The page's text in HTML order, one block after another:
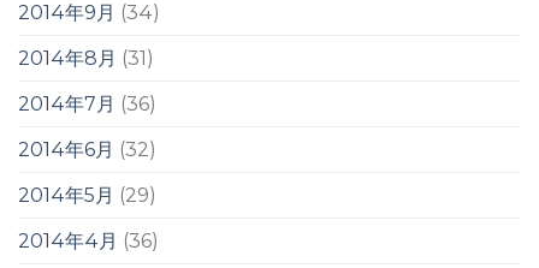
2014年9月 (34)
2014年8月 (31)
2014年7月 (36)
2014年6月 (32)
2014年5月 (29)
2014年4月 (36)